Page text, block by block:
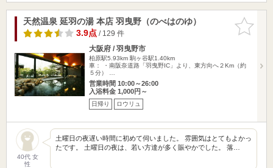
お気に入
りに追加
天然温泉 延羽の湯 本店 羽曳野（のべはのゆ）
3.9点/ 129 件
大阪府 / 羽曳野市
柏原駅5.93km 駒ヶ谷駅1.40km
車： ・南阪奈道路「羽曳野IC」より、東方向へ２Km（約
５分） …
営業時間 10:00～26:00
入浴料金 1,000円～
日帰り ロウリュ
40代 女
性
土曜日の夜遅い時間に初めて伺いました。 雰囲気はとてもよかっ
たです。 土曜日の夜は、若い方達が多く賑やかでした。 落…